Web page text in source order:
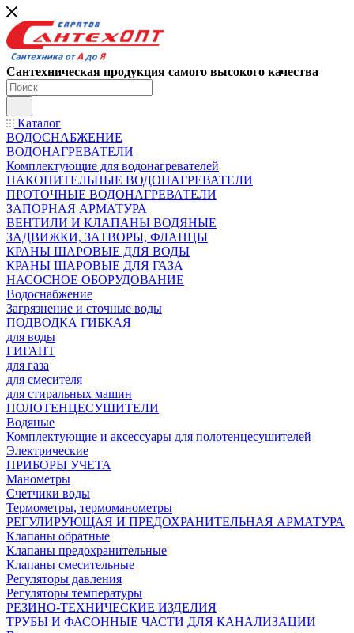
Сантехническая продукция самого высокого качества
Каталог
ВОДОСНАБЖЕНИЕ
ВОДОНАГРЕВАТЕЛИ
Комплектующие для водонагревателей
НАКОПИТЕЛЬНЫЕ ВОДОНАГРЕВАТЕЛИ
ПРОТОЧНЫЕ ВОДОНАГРЕВАТЕЛИ
ЗАПОРНАЯ АРМАТУРА
ВЕНТИЛИ И КЛАПАНЫ ВОДЯНЫЕ
ЗАДВИЖКИ, ЗАТВОРЫ, ФЛАНЦЫ
КРАНЫ ШАРОВЫЕ ДЛЯ ВОДЫ
КРАНЫ ШАРОВЫЕ ДЛЯ ГАЗА
НАСОСНОЕ ОБОРУДОВАНИЕ
Водоснабжение
Загрязнение и сточные воды
ПОДВОДКА ГИБКАЯ
для воды
ГИГАНТ
для газа
для смесителя
для стиральных машин
ПОЛОТЕНЦЕСУШИТЕЛИ
Водяные
Комплектующие и аксессуары для полотенцесушителей
Электрические
ПРИБОРЫ УЧЕТА
Манометры
Счетчики воды
Термометры, термоманометры
РЕГУЛИРУЮЩАЯ И ПРЕДОХРАНИТЕЛЬНАЯ АРМАТУРА
Клапаны обратные
Клапаны предохранительные
Клапаны смесительные
Регуляторы давления
Регуляторы температуры
РЕЗИНО-ТЕХНИЧЕСКИЕ ИЗДЕЛИЯ
ТРУБЫ И ФАСОННЫЕ ЧАСТИ ДЛЯ КАНАЛИЗАЦИИ